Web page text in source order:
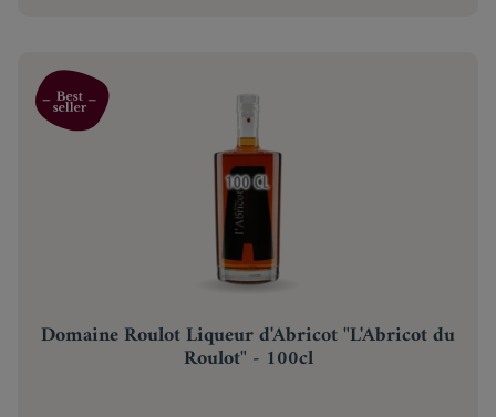
Domaine Roulot Liqueur d'Abricot "L'Abricot du
Roulot" - 100cl